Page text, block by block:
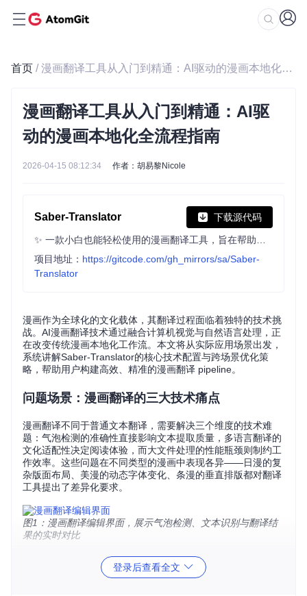
首页 / 漫画翻译工具从入门到精通：AI驱动的漫画本地化全流程指南
漫画翻译工具从入门到精通：AI驱
动的漫画本地化全流程指南
2026-04-15 08:12:34 作者：胡易黎Nicole
Saber-Translator 下载源代码
项目地址： https://gitcode.com/gh_mirrors/sa/Saber-
Translator
漫画作为全球化的文化载体，其翻译过程面临着独特的技术挑
战。AI漫画翻译技术通过融合计算机视觉与自然语言处理，正
在改变传统漫画本地化工作流。本文将从实际应用场景出发，
系统讲解Saber-Translator的核心技术配置与跨场景优化策
略，帮助用户构建高效、精准的漫画翻译 pipeline。
问题场景：漫画翻译的三大技术痛点
漫画翻译不同于普通文本翻译，需要解决三个维度的技术难
题：气泡检测的准确性直接影响文本提取质量，多语言翻译的
文化适配性决定阅读体验，而大文件处理的性能瓶颈则制约工
作效率。这些问题在不同类型的漫画中表现各异——日漫的复
杂版面布局、美漫的动态字体变化、条漫的垂直排版都对翻译
工具提出了差异化要求。
图1：漫画翻译编辑界面，展示气泡检测、文本识别与翻译结
果的实时对比
技术方案：模块化AI翻译引擎架构
登录后查看全文